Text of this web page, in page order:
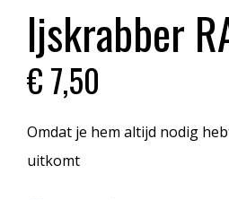
Ijskrabber
€7,50
Omdat je hem altijd nodig
uitkomt